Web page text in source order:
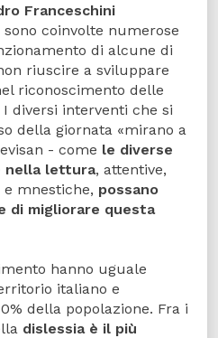
Franceschini
sono coinvolte numerose
di alcune di
riuscire a sviluppare
riconoscimento delle
diversi interventi che si
della giornata «mirano a
- come le diverse
nella lettura, attentive,
mnestiche, possano
di migliorare questa
hanno uguale
italiano e
della popolazione. Fra i
dislessia è il più